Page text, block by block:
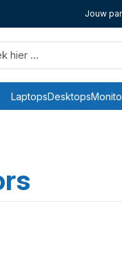
Jouw
LaptopsDesktops